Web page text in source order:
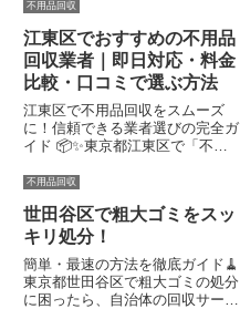
します。無料相談で安心スッキ
談もたっぷり紹介♪品目や量によ
って大きく料金がかわります。ざ
っ...
不用品回収
江東区でおすすめの不用品
回収業者｜即日対応・料金
比較・口コミで選ぶ方法
江東区で不用品回収をスムーズ
に！信頼できる業者選びの完全ガ
イド 📦✨東京都江東区で「不用
オフィスに溜まった不用品を片付
倒、信頼できる業者がわからな
い、といった悩みを抱えていませ
不用品回収
世田谷区で粗大ゴミをスッ
キリ処分！
簡単・最速の方法を徹底ガイド🧹
東京都世田谷区で粗大ゴミの処分
に困ったら、自治体の回収サービ